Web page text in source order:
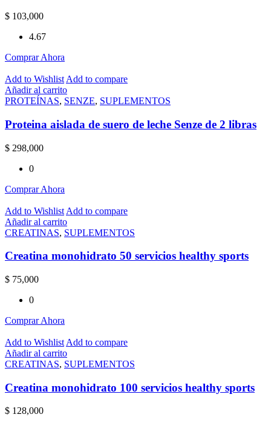
$ 103,000
4.67
Comprar Ahora
Add to Wishlist Add to compare
Añadir al carrito
PROTEÍNAS, SENZE, SUPLEMENTOS
Proteina aislada de suero de leche Senze de 2 libras
$ 298,000
0
Comprar Ahora
Add to Wishlist Add to compare
Añadir al carrito
CREATINAS, SUPLEMENTOS
Creatina monohidrato 50 servicios healthy sports
$ 75,000
0
Comprar Ahora
Add to Wishlist Add to compare
Añadir al carrito
CREATINAS, SUPLEMENTOS
Creatina monohidrato 100 servicios healthy sports
$ 128,000